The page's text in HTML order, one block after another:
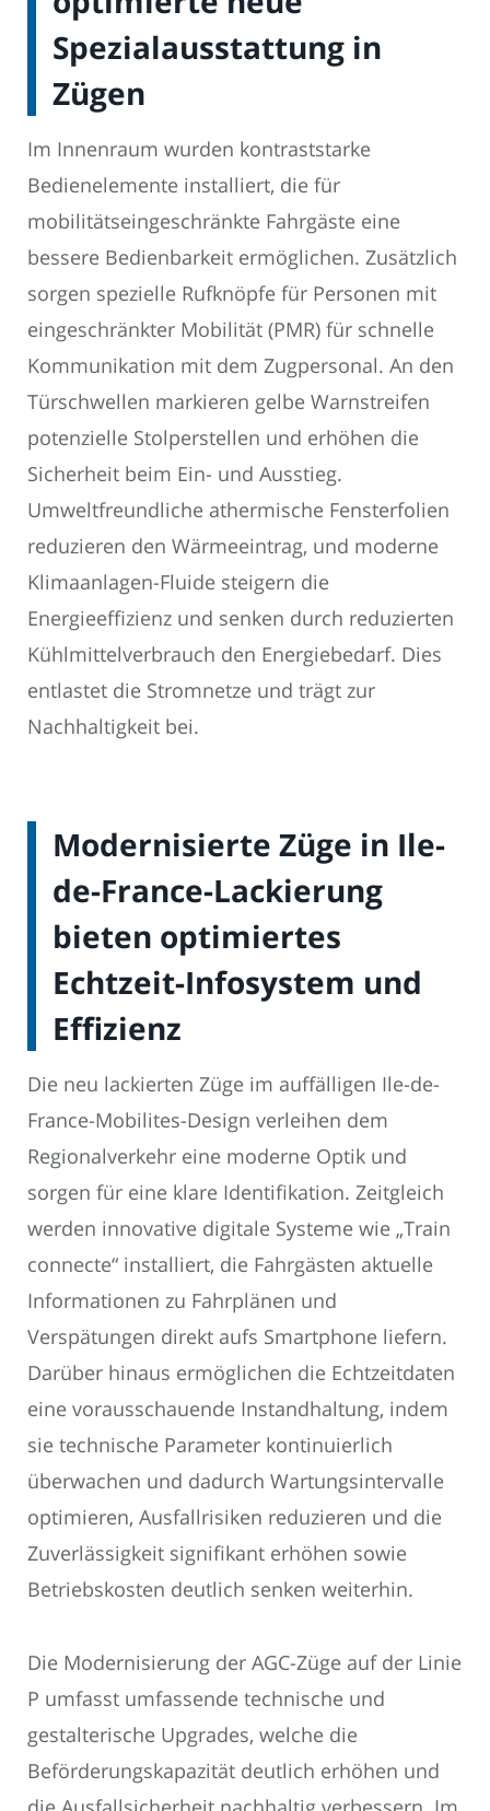
Spezialausstattung in
Zügen
Im Innenraum wurden kontraststarke
Bedienelemente installiert, die für
mobilitätseingeschränkte Fahrgäste eine
bessere Bedienbarkeit ermöglichen. Zusätzlich
sorgen spezielle Rufknöpfe für Personen mit
eingeschränkter Mobilität (PMR) für schnelle
Kommunikation mit dem Zugpersonal. An den
Türschwellen markieren gelbe Warnstreifen
potenzielle Stolperstellen und erhöhen die
Sicherheit beim Ein- und Ausstieg.
Umweltfreundliche athermische Fensterfolien
reduzieren den Wärmeeintrag, und moderne
Klimaanlagen-Fluide steigern die
Energieeffizienz und senken durch reduzierten
Kühlmittelverbrauch den Energiebedarf. Dies
entlastet die Stromnetze und trägt zur
Nachhaltigkeit bei.
Modernisierte Züge in Ile-
de-France-Lackierung
bieten optimiertes
Echtzeit-Infosystem und
Effizienz
Die neu lackierten Züge im auffälligen Ile-de-
France-Mobilites-Design verleihen dem
Regionalverkehr eine moderne Optik und
sorgen für eine klare Identifikation. Zeitgleich
werden innovative digitale Systeme wie „Train
connecte“ installiert, die Fahrgästen aktuelle
Informationen zu Fahrplänen und
Verspätungen direkt aufs Smartphone liefern.
Darüber hinaus ermöglichen die Echtzeitdaten
eine vorausschauende Instandhaltung, indem
sie technische Parameter kontinuierlich
überwachen und dadurch Wartungsintervalle
optimieren, Ausfallrisiken reduzieren und die
Zuverlässigkeit signifikant erhöhen sowie
Betriebskosten deutlich senken weiterhin.
Die Modernisierung der AGC-Züge auf der Linie
P umfasst umfassende technische und
gestalterische Upgrades, welche die
Beförderungskapazität deutlich erhöhen und